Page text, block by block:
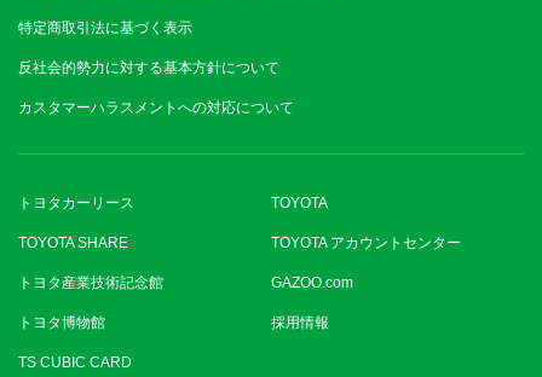
特定商取引法に基づく表示
反社会的勢力に対する基本方針について
カスタマーハラスメントへの対応について
トヨタカーリース TOYOTA
TOYOTA SHARE TOYOTA アカウントセンター
トヨタ産業技術記念館 GAZOO.com
トヨタ博物館 採用情報
TS CUBIC CARD